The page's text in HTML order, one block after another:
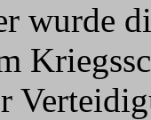
wurde